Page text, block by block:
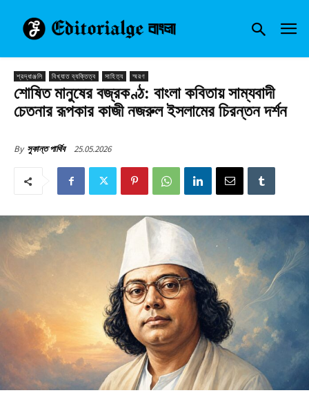
শ্রদ্ধাঞ্জলি বিখ্যাত ব্যক্তিত্ব সাহিত্য স্মরণ
শোষিত মানুষের বজ্রকণ্ঠ: বাংলা কবিতায় সাম্যবাদী
চেতনার রূপকার কাজী নজরুল ইসলামের চিরন্তন দর্শন
By সুকান্ত পার্থিব 25.05.2026